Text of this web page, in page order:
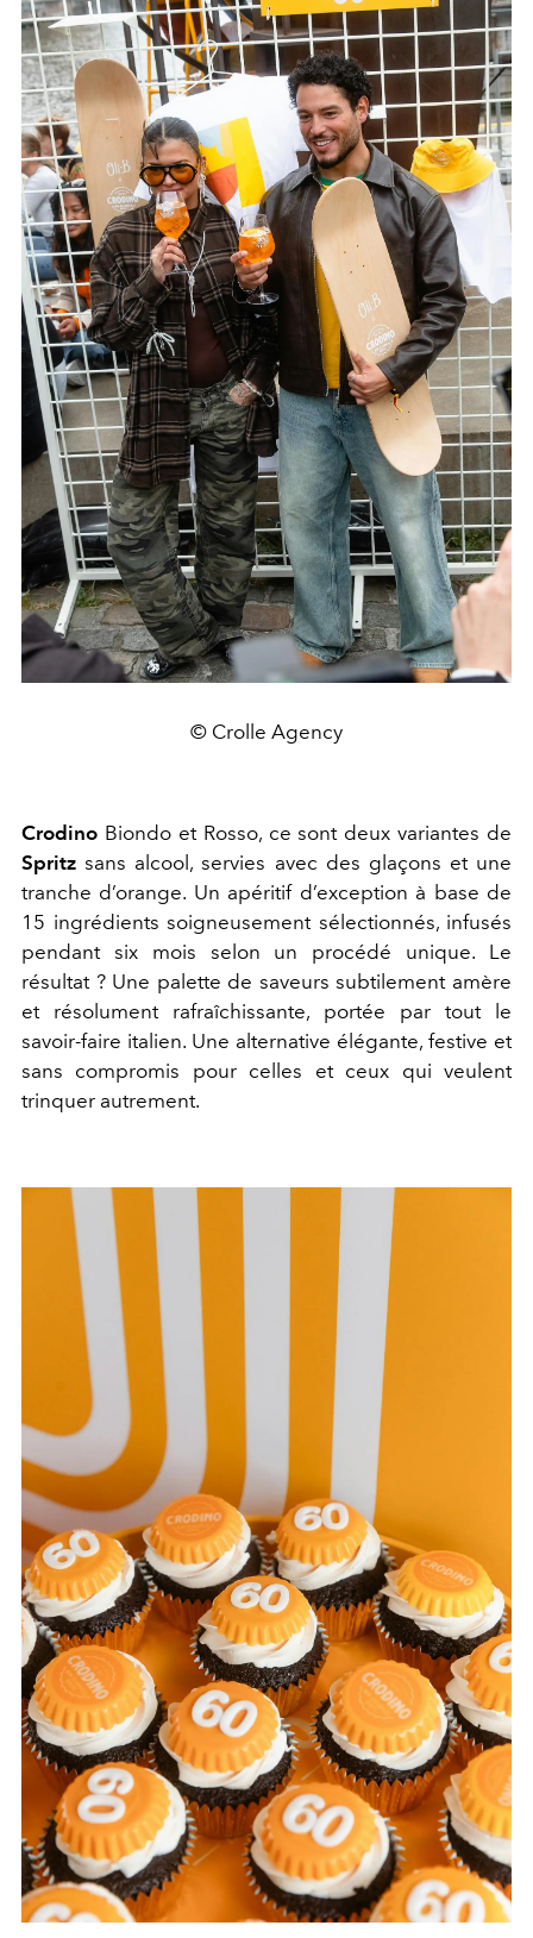
© Crolle Agency
Crodino Biondo et Rosso, ce sont deux variantes de
Spritz sans alcool, servies avec des glaçons et une
tranche d’orange. Un apéritif d’exception à base de
15 ingrédients soigneusement sélectionnés, infusés
pendant six mois selon un procédé unique. Le
résultat ? Une palette de saveurs subtilement amère
et résolument rafraîchissante, portée par tout le
savoir-faire italien. Une alternative élégante, festive et
sans compromis pour celles et ceux qui veulent
trinquer autrement.